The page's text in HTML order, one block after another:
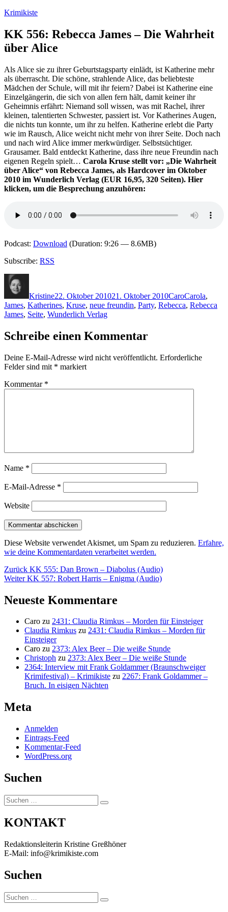
Zum
springen
Krimikiste
KK 556: Rebecca James – Die Wahrheit
über Alice
Als Alice sie zu ihrer Geburtstagsparty einlädt, ist Katherine mehr
als überrascht. Die schöne, strahlende Alice, das beliebteste
Mädchen der Schule, will mit ihr feiern? Dabei ist Katherine eine
Einzelgängerin, die sich von allen fern hält, damit keiner ihr
Geheimnis erfährt: Niemand soll wissen, was mit Rachel, ihrer
kleinen, talentierten Schwester, passiert ist. Vor Katherines Augen,
die nichts tun konnte, um ihr zu helfen. Katherine erlebt die Party
wie im Rausch, Alice weicht nicht mehr von ihrer Seite. Doch nach
und nach wird Alice immer merkwürdiger. Selbstsüchtiger.
Grausamer. Bald entdeckt Katherine, dass ihre neue Freundin nach
eigenen Regeln spielt… Carola Kruse stellt vor: „Die Wahrheit
über Alice“ von Rebecca James, als Hardcover im Oktober
2010 im Wunderlich Verlag (EUR 16,95, 320 Seiten). Hier
klicken, um die Besprechung anzuhören:
Podcast: Download (Duration: 9:26 — 8.6MB)
Subscribe: RSS
Kristine22. Oktober 201021. Oktober 2010CaroCarola,
James, Katherines, Kruse, neue freundin, Party, Rebecca, Rebecca
James, Seite, Wunderlich Verlag
Schreibe einen Kommentar
Deine E-Mail-Adresse wird nicht veröffentlicht. Erforderliche
Felder sind mit * markiert
Kommentar *
Name *
E-Mail-Adresse *
Website
Diese Website verwendet Akismet, um Spam zu reduzieren. Erfahre,
wie deine Kommentardaten verarbeitet werden.
Beitragsnavigation
Zurück Vorheriger
Beitrag:
KK 555: Dan Brown – Diabolus (Audio)
Weiter Nächster
KK 557: Robert Harris – Enigma (Audio)
Neueste Kommentare
Caro zu 2431: Claudia Rimkus – Morden für Einsteiger
Claudia Rimkus zu 2431: Claudia Rimkus – Morden für
Einsteiger
Caro zu 2373: Alex Beer – Die weiße Stunde
Christoph zu 2373: Alex Beer – Die weiße Stunde
2364: Interview mit Frank Goldammer (Braunschweiger
Krimifestival) – Krimikiste zu 2267: Frank Goldammer –
Bruch. In eisigen Nächten
Meta
Anmelden
Eintrags-Feed
Kommentar-Feed
WordPress.org
Suchen
Suchen
nach:
Suchen
KONTAKT
Redaktionsleiterin Kristine Greßhöner
E-Mail: info@krimikiste.com
Suchen
Suchen
nach:
Suchen